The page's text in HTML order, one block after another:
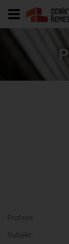
Profese:
Subjekt: